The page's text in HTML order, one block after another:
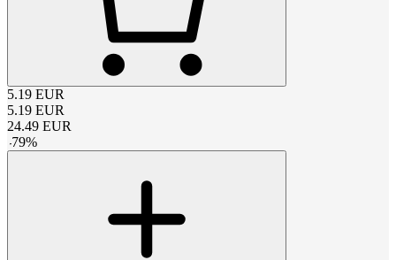
5.19 EUR
5.19 EUR
24.49 EUR
-79%